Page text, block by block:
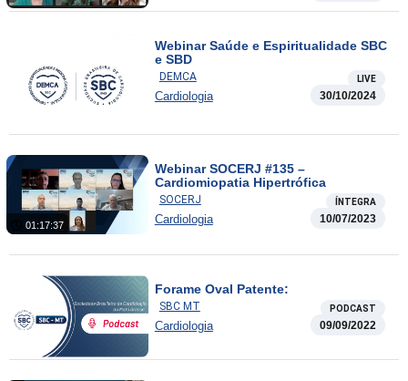
Webinar Saúde e Espiritualidade SBC
e SBD
DEMCA LIVE
Cardiologia 30/10/2024
01:17:37
Webinar SOCERJ #135 –
Cardiomiopatia Hipertrófica
SOCERJ ÍNTEGRA
Cardiologia 10/07/2023
Forame Oval Patente:
SBC MT PODCAST
Cardiologia 09/09/2022